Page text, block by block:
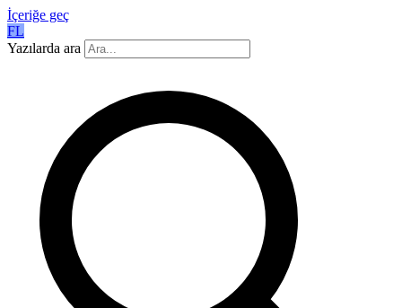
İçeriğe geç
FL
Yazılarda ara